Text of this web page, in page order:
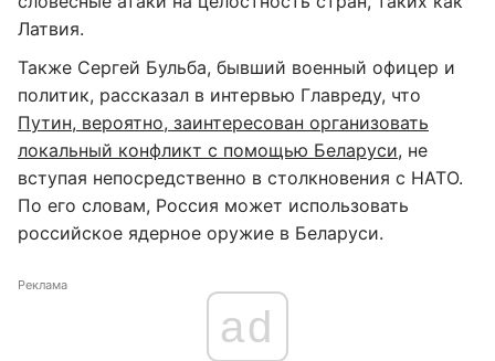
Латвия.
Также Сергей Бульба, бывший военный офицер и
политик, рассказал в интервью Главреду, что
Путин, вероятно, заинтересован организовать
локальный конфликт с помощью Беларуси, не
вступая непосредственно в столкновения с НАТО.
По его словам, Россия может использовать
российское ядерное оружие в Беларуси.
Реклама
ad